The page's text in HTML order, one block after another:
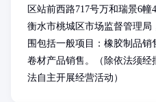
区站前西路717号万和瑞景6
衡水市桃城区市场监督管理
围包括一般项目：橡胶制品
卷材产品销售。（除依法须
法自主开展经营活动）